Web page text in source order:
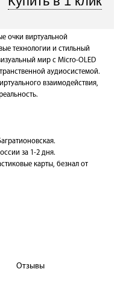
очки виртуальной
технологии и стильный
мир с Micro-OLED
аудиосистемой.
взаимодействия,
за 1-2 дня.
карты, безнал от
Отзывы